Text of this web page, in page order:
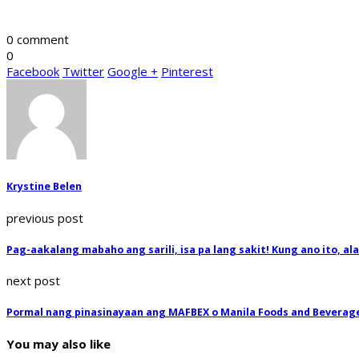
0 comment
0
Facebook Twitter Google + Pinterest
Krystine Belen
previous post
Pag-aakalang mabaho ang sarili, isa pa lang sakit! Kung ano ito,
next post
Pormal nang pinasinayaan ang MAFBEX o Manila Foods and
You may also like